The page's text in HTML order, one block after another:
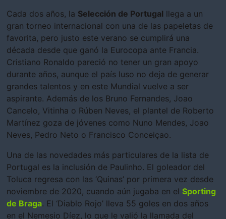
Cada dos años, la Selección de Portugal llega a un
gran torneo internacional con una de las papeletas de
favorita, pero justo este verano se cumplirá una
década desde que ganó la Eurocopa ante Francia.
Cristiano Ronaldo pareció no tener un gran apoyo
durante años, aunque el país luso no deja de generar
grandes talentos y en este Mundial vuelve a ser
aspirante. Además de los Bruno Fernandes, Joao
Cancelo, Vitinha o Rúben Neves, el plantel de Roberto
Martínez goza de jóvenes como Nuno Mendes, Joao
Neves, Pedro Neto o Francisco Conceiçao.
Una de las novedades más particulares de la lista de
Portugal es la inclusión de Paulinho. El goleador del
Toluca regresa con las ‘Quinas’ por primera vez desde
noviembre de 2020, cuando aún jugaba en el Sporting
de Braga. El ‘Diablo Rojo’ lleva 55 goles en dos años
en el Nemesio Díez, lo que le valió la llamada del